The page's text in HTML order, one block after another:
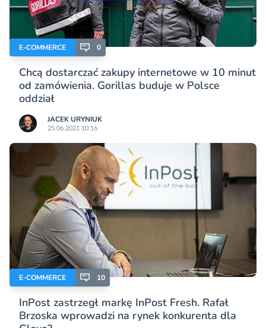
E-COMMERCE 0
Chcą dostarczać zakupy internetowe w 10 minut
od zamówienia. Gorillas buduje w Polsce
oddział
JACEK URYNIUK
25.06.2021 10:16
E-COMMERCE 10
InPost zastrzegł markę InPost Fresh. Rafał
Brzoska wprowadzi na rynek konkurenta dla